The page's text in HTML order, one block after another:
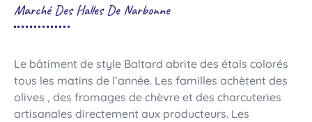
Marché Des Halles De Narbonne
Le bâtiment de style Baltard abrite des étals colorés
tous les matins de l’année. Les familles achètent des
olives , des fromages de chèvre et des charcuteries
artisanales directement aux producteurs. Les